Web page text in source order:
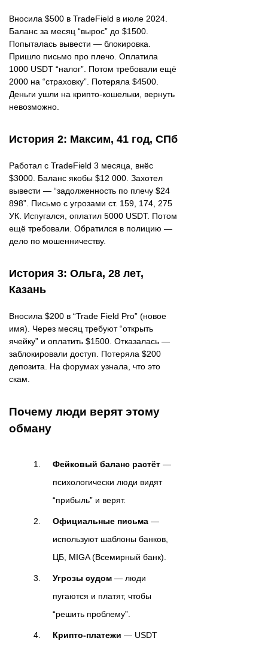
Вносила $500 в TradeField в июле 2024.
Баланс за месяц “вырос” до $1500.
Попыталась вывести — блокировка.
Пришло письмо про плечо. Оплатила
1000 USDT “налог”. Потом требовали ещё
2000 на “страховку”. Потеряла $4500.
Деньги ушли на крипто-кошельки, вернуть
невозможно.
История 2: Максим, 41 год, СПб
Работал с TradeField 3 месяца, внёс
$3000. Баланс якобы $12 000. Захотел
вывести — “задолженность по плечу $24
898”. Письмо с угрозами ст. 159, 174, 275
УК. Испугался, оплатил 5000 USDT. Потом
ещё требовали. Обратился в полицию —
дело по мошенничеству.
История 3: Ольга, 28 лет,
Казань
Вносила $200 в “Trade Field Pro” (новое
имя). Через месяц требуют “открыть
ячейку” и оплатить $1500. Отказалась —
заблокировали доступ. Потеряла $200
депозита. На форумах узнала, что это
скам.
Почему люди верят этому
обману
Фейковый баланс растёт —
психологически люди видят
“прибыль” и верят.
Официальные письма —
используют шаблоны банков,
ЦБ, MIGA (Всемирный банк).
Угрозы судом — люди
пугаются и платят, чтобы
“решить проблему”.
Крипто-платежи — USDT